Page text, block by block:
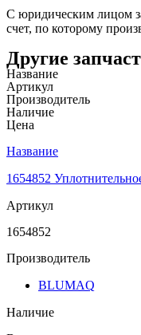
С юридическим лицом
счет, по которому
Другие
Название
Артикул
Производитель
Наличие
Цена
Название
1654852
Артикул
1654852
Производитель
BLUMAQ
Наличие